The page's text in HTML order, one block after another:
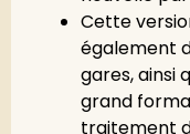
Cette
également
gares, ainsi
grand
traitement